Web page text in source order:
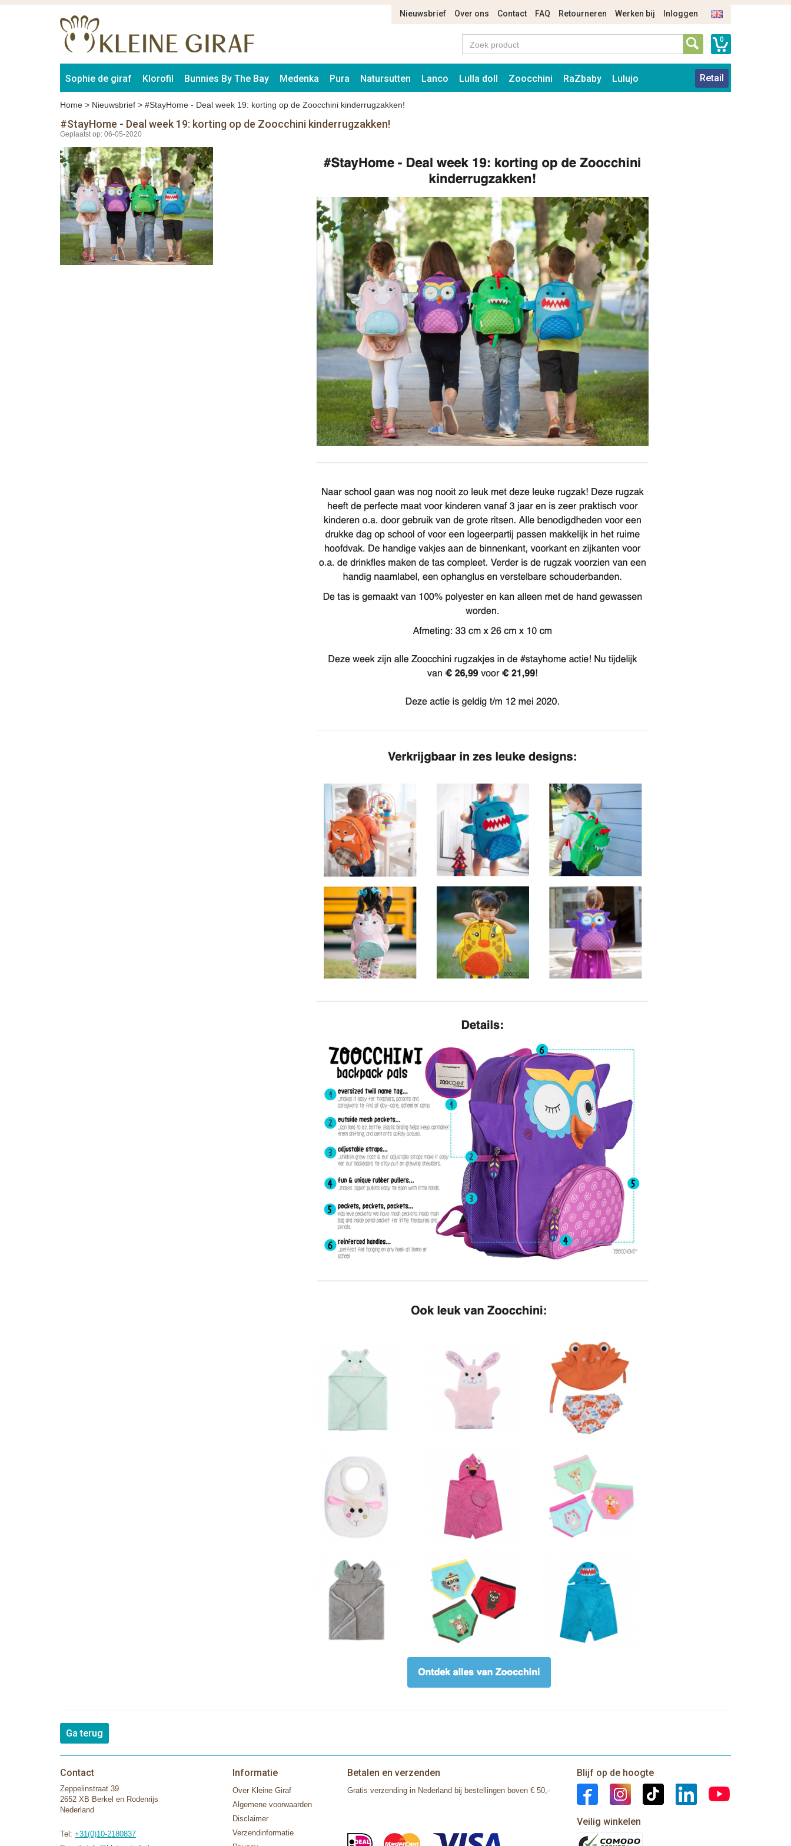
Nieuwsbrief Over ons Contact FAQ Retourneren Werken bij Inloggen
0
Sophie de giraf Klorofil Bunnies By The Bay Medenka Pura Natursutten Lanco Lulla doll Zoocchini RaZbaby Lulujo Retail
Home > Nieuwsbrief > #StayHome - Deal week 19: korting op de Zoocchini kinderrugzakken!
#StayHome - Deal week 19: korting op de Zoocchini kinderrugzakken!
Geplaatst op: 06-05-2020
Ga terug
Contact
Zeppelinstraat 39
2652 XB Berkel en Rodenrijs
Nederland
Tel: +31(0)10-2180837
Informatie
Over Kleine Giraf
Algemene voorwaarden
Disclaimer
Verzendinformatie
Betalen en verzenden
Gratis verzending in Nederland bij bestellingen boven € 50,-
Blijf op de hoogte
Veilig winkelen